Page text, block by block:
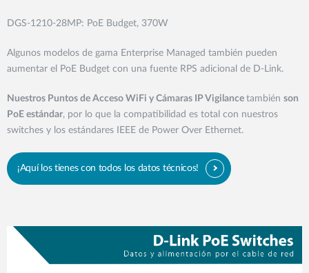
DGS-1210-28MP: PoE Budget, 370W
Algunos modelos de gama Enterprise Managed también pueden
aumentar el PoE Budget con una fuente RPS adicional de D-Link.
Nuestros Puntos de Acceso WiFi y Cámaras IP Vigilance también son
PoE estándar, por lo que la compatibilidad es total con nuestros
switches y los estándares IEEE de Power Over Ethernet.
¡Aquí los tienes con todos los datos técnicos!